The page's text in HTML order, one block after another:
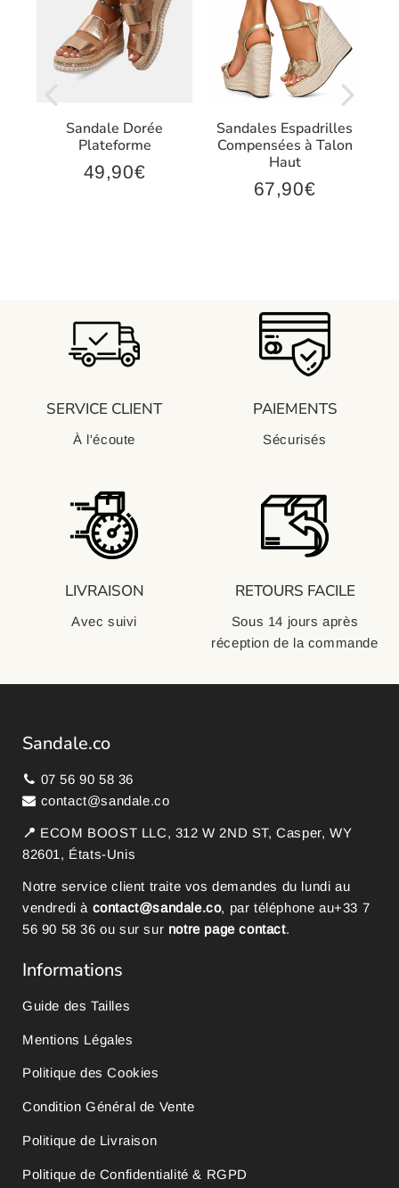
Sandale Dorée
Plateforme
Prix
49,90€
Sandales Espadrilles
Compensées à Talon
Haut
Prix
67,90€
SERVICE CLIENT
À l'écoute
PAIEMENTS
Sécurisés
LIVRAISON
Avec suivi
RETOURS FACILE
Sous 14 jours après
réception de la commande
Sandale.co
07 56 90 58 36
contact@sandale.co
📍 ECOM BOOST LLC, 312 W 2ND ST, Casper, WY
82601, États-Unis
Notre service client traite vos demandes du lundi au
vendredi à contact@sandale.co, par téléphone au+33 7
56 90 58 36ou sur sur notre page contact.
Informations
Guide des Tailles
Mentions Légales
Politique des Cookies
Condition Général de Vente
Politique de Livraison
Politique de Confidentialité & RGPD